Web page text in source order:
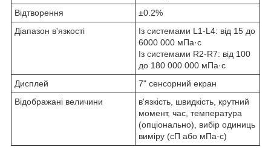
Відтворення
±0.2%
Діапазон в'язкості
Із системами L1-L4: від 15 до
6000 000 мПа·с
Із системами R2-R7: від 100
до 180 000 000 мПа·с
Дисплей
7" сенсорний екран
Відображані величини
в'язкість, швидкість, крутний
момент, час, температура
(опціонально), вибір одиниць
виміру (сП або мПа·с)